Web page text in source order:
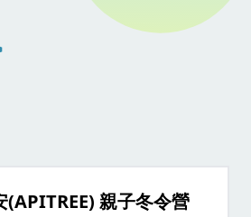
(APITREE) 親子冬令營